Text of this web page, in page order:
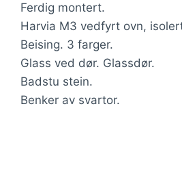
Ferdig montert.
Harvia M3 vedfyrt ovn,
Beising. 3 farger.
Glass ved dør. Glassdør.
Badstu stein.
Benker av svartor.